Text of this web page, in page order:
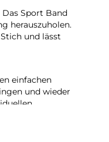
Sport Band
herauszuholen.
und lässt
einfachen
und wieder
auch mit der